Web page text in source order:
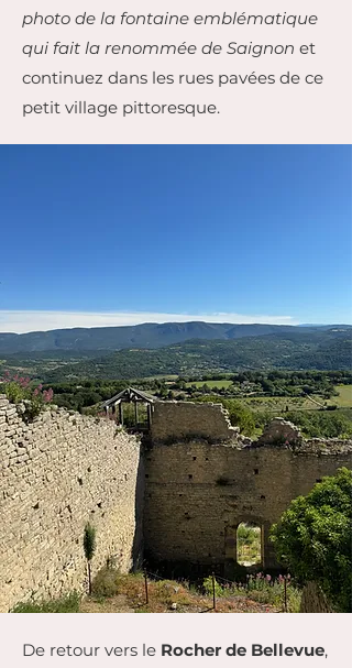
photo de la fontaine emblématique
qui fait la renommée de Saignon et
continuez dans les rues pavées de ce
petit village pittoresque.
De retour vers le Rocher de Bellevue,